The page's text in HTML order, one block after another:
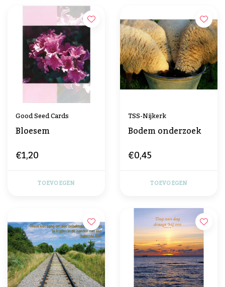
Good Seed Cards
Bloesem
€1,20
TOEVOEGEN
TSS-Nijkerk
Bodem onderzoek
€0,45
TOEVOEGEN